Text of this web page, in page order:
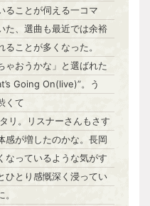
ることが伺える一コマ
た、選曲も最近では余裕
ことが多くなった。
ゃおうかな」と選ばれた
Going On(live)”。う
くて
リ。リスナーさんもさす
感が増したのかな。長岡
なっているような気がす
ひとり感慨深く浸ってい